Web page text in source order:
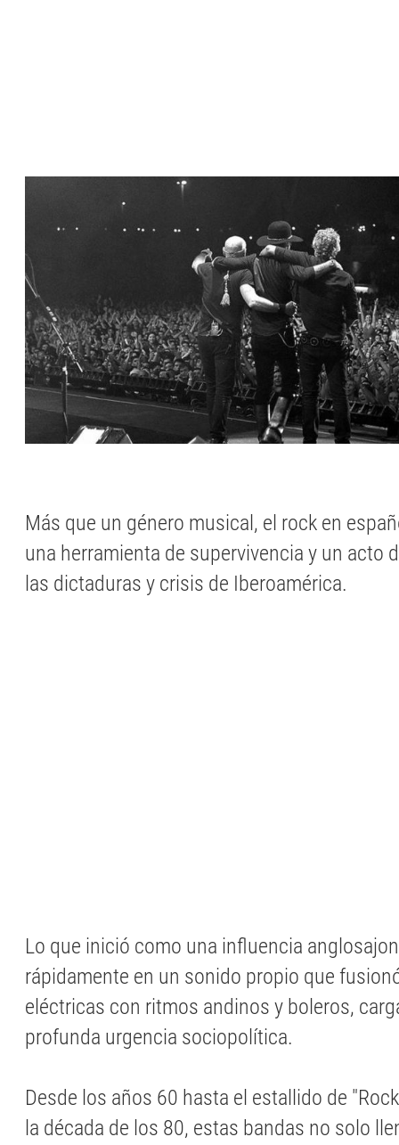
Más que un género musical, el rock en
una herramienta de supervivencia y un acto
las dictaduras y crisis de Iberoamérica.
Lo que inició como una influencia
rápidamente en un sonido propio que
eléctricas con ritmos andinos y boleros,
profunda urgencia sociopolítica.
Desde los años 60 hasta el estallido de
la década de los 80, estas bandas no solo